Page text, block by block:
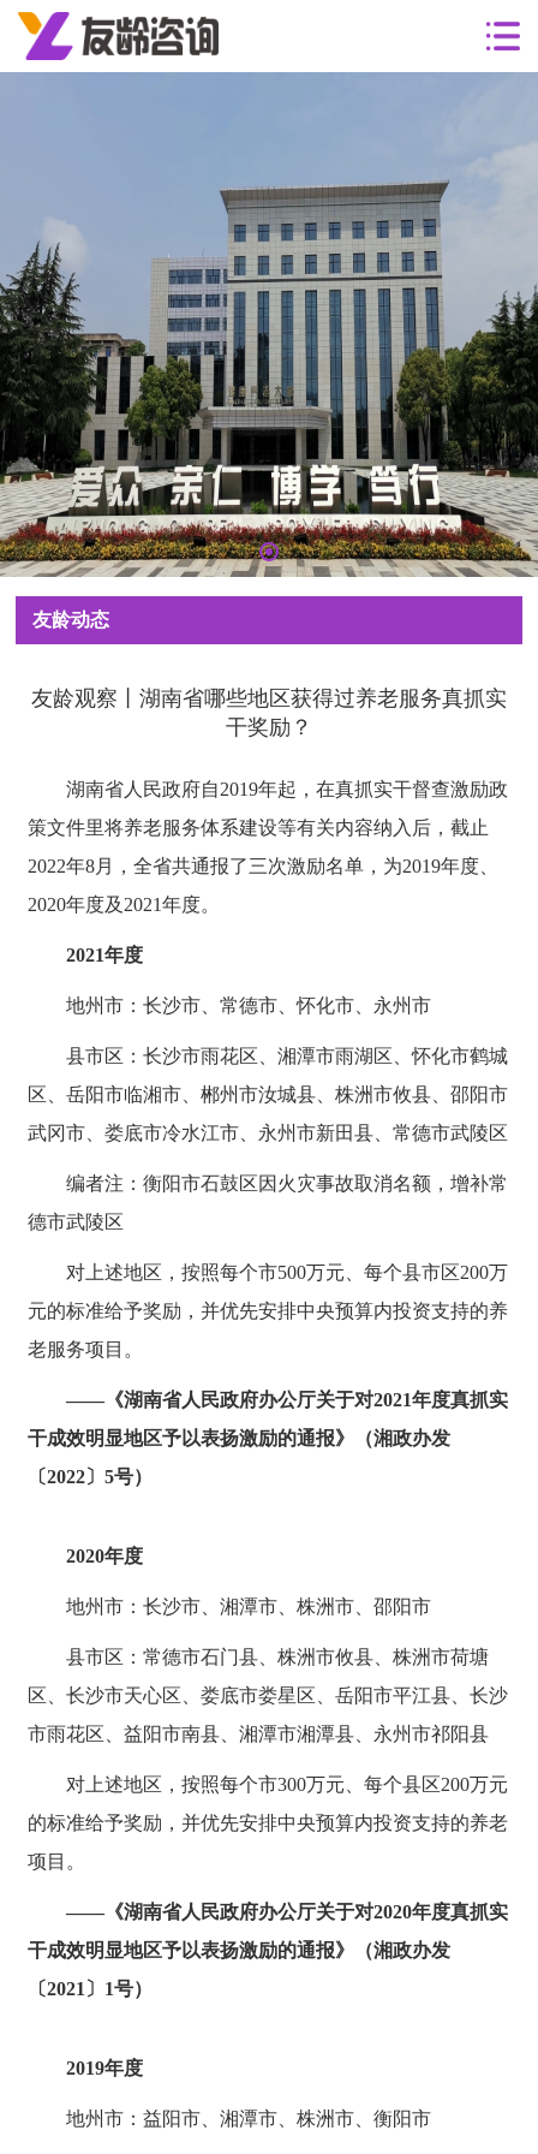
友龄动态
友龄观察丨湖南省哪些地区获得过养老服务真抓实
干奖励？
湖南省人民政府自2019年起，在真抓实干督查激励政
策文件里将养老服务体系建设等有关内容纳入后，截止
2022年8月，全省共通报了三次激励名单，为2019年度、
2020年度及2021年度。
2021年度
地州市：长沙市、常德市、怀化市、永州市
县市区：长沙市雨花区、湘潭市雨湖区、怀化市鹤城
区、岳阳市临湘市、郴州市汝城县、株洲市攸县、邵阳市
武冈市、娄底市冷水江市、永州市新田县、常德市武陵区
编者注：衡阳市石鼓区因火灾事故取消名额，增补常
德市武陵区
对上述地区，按照每个市500万元、每个县市区200万
元的标准给予奖励，并优先安排中央预算内投资支持的养
老服务项目。
——《湖南省人民政府办公厅关于对2021年度真抓实
干成效明显地区予以表扬激励的通报》（湘政办发
〔2022〕5号）
2020年度
地州市：长沙市、湘潭市、株洲市、邵阳市
县市区：常德市石门县、株洲市攸县、株洲市荷塘
区、长沙市天心区、娄底市娄星区、岳阳市平江县、长沙
市雨花区、益阳市南县、湘潭市湘潭县、永州市祁阳县
对上述地区，按照每个市300万元、每个县区200万元
的标准给予奖励，并优先安排中央预算内投资支持的养老
项目。
——《湖南省人民政府办公厅关于对2020年度真抓实
干成效明显地区予以表扬激励的通报》（湘政办发
〔2021〕1号）
2019年度
地州市：益阳市、湘潭市、株洲市、衡阳市